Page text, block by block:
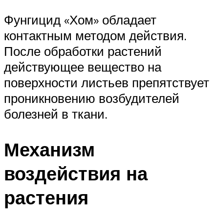
Фунгицид «Хом» обладает
контактным методом действия.
После обработки растений
действующее вещество на
поверхности листьев препятствует
проникновению возбудителей
болезней в ткани.
Механизм
воздействия на
растения